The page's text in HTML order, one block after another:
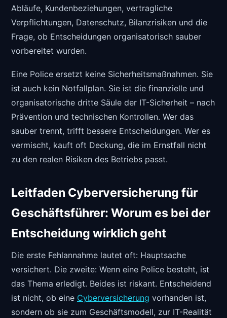
Abläufe, Kundenbeziehungen, vertragliche
Verpflichtungen, Datenschutz, Bilanzrisiken und die
Frage, ob Entscheidungen organisatorisch sauber
vorbereitet wurden.
Eine Police ersetzt keine Sicherheitsmaßnahmen. Sie
ist auch kein Notfallplan. Sie ist die finanzielle und
organisatorische dritte Säule der IT-Sicherheit – nach
Prävention und technischen Kontrollen. Wer das
sauber trennt, trifft bessere Entscheidungen. Wer es
vermischt, kauft oft Deckung, die im Ernstfall nicht
zu den realen Risiken des Betriebs passt.
Leitfaden Cyberversicherung für
Geschäftsführer: Worum es bei der
Entscheidung wirklich geht
Die erste Fehlannahme lautet oft: Hauptsache
versichert. Die zweite: Wenn eine Police besteht, ist
das Thema erledigt. Beides ist riskant. Entscheidend
ist nicht, ob eine Cyberversicherung vorhanden ist,
sondern ob sie zum Geschäftsmodell, zur IT-Realität